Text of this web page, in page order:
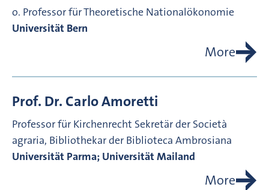
o. Professor für Theoretische Nationalökonomie
Universität Bern
More
Prof. Dr. CarloAmoretti
Professor für Kirchenrecht Sekretär der Società
agraria, Bibliothekar der Biblioteca Ambrosiana
Universität Parma; Universität Mailand
More